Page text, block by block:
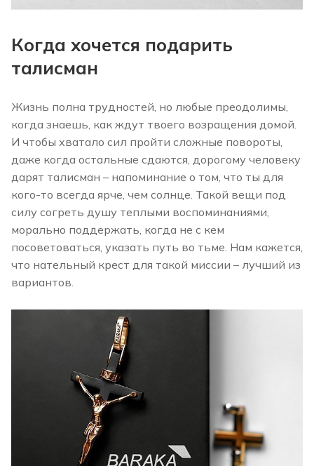
Когда хочется подарить
талисман
Жизнь полна трудностей, но любые преодолимы,
когда знаешь, как ждут твоего возращения домой.
И чтобы хватало сил пройти сложные повороты,
даже когда остальные сдаются, дорогому человеку
дарят талисман – напоминание о том, что ты для
кого-то всегда ярче, чем солнце. Такой вещи под
силу согреть душу теплыми воспоминаниями,
морально поддержать, когда не с кем
посоветоваться, указать путь во тьме. Нам кажется,
что нательный крест для такой миссии – лучший из
вариантов.